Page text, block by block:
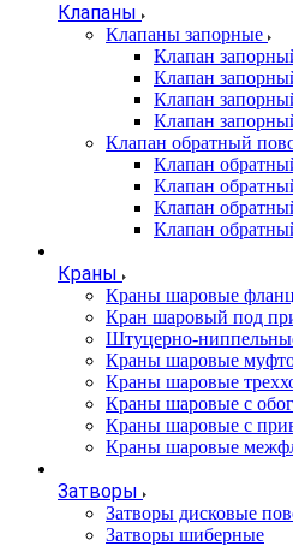
Клапаны
Клапаны запорные
Клапан
Клапан
Клапан
Клапан
Клапан обратный
Клапан
Клапан
Клапан
Клапан
Краны
Краны шаровые
Кран шаровый под
Штуцерно-
Краны шаровые
Краны шаровые
Краны шаровые с
Краны шаровые с
Краны шаровые
Затворы
Затворы дисковые
Затворы шиберные